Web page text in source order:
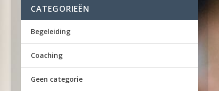
CATEGORIEËN
Begeleiding
Coaching
Geen categorie